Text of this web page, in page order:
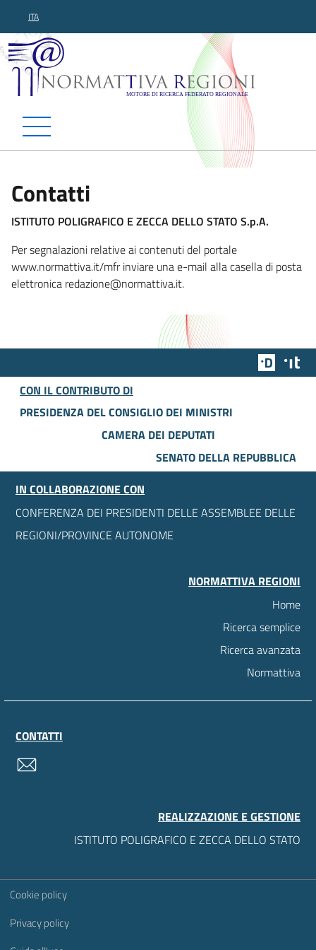
ITA
Normattiva Regioni -
Contatti
ISTITUTO POLIGRAFICO E ZECCA DELLO STATO S.p.A.
Per segnalazioni relative ai contenuti del portale
www.normattiva.it/mfr inviare una e-mail alla casella di posta
elettronica redazione@normattiva.it.
Team
CON IL CONTRIBUTO DI
PRESIDENZA DEL CONSIGLIO DEI MINISTRI
CAMERA DEI DEPUTATI
SENATO DELLA REPUBBLICA
IN COLLABORAZIONE CON
CONFERENZA DEI PRESIDENTI DELLE ASSEMBLEE DELLE
REGIONI/PROVINCE AUTONOME
NORMATTIVA REGIONI
Home
Ricerca semplice
Ricerca avanzata
Normattiva
CONTATTI
REALIZZAZIONE E GESTIONE
ISTITUTO POLIGRAFICO E ZECCA DELLO STATO
Sezione Link Utili
Cookie policy
Privacy policy